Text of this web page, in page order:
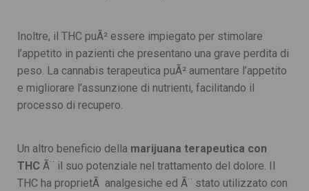
Inoltre, il THC puÃ² essere impiegato per stimolare
l’appetito in pazienti che presentano una grave perdita di
peso. La cannabis terapeutica puÃ² aumentare l’appetito
e migliorare l’assunzione di nutrienti, facilitando il
processo di recupero.
Un altro beneficio della marijuana terapeutica con
THC Ã¨ il suo potenziale nel trattamento del dolore. Il
THC ha proprietÃ analgesiche ed Ã¨ stato utilizzato con